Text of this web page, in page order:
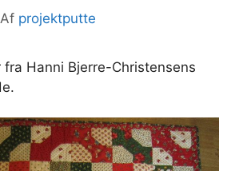
Af projektputte
fra Hanni Bjerre-Christensens